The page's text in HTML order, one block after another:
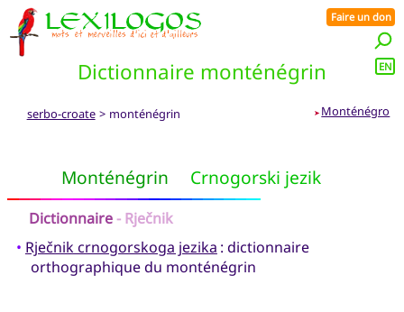
Dictionnaire monténégrin
Faire un don
EN
serbo-croate> monténégrin ➤ Monténégro
Monténégrin Crnogorski jezik
Dictionnaire- Rječnik
• Rječnik crnogorskoga jezika : dictionnaire
orthographique du monténégrin